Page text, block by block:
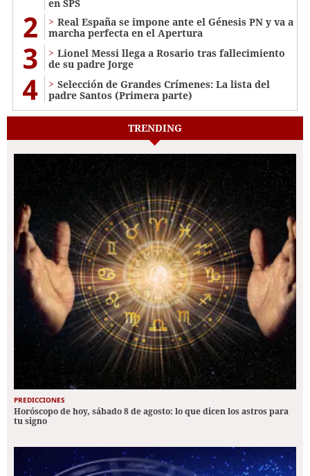
en SPS
2
Real España se impone ante el Génesis PN y va a
marcha perfecta en el Apertura
3
Lionel Messi llega a Rosario tras fallecimiento
de su padre Jorge
4
Selección de Grandes Crímenes: La lista del
padre Santos (Primera parte)
TRENDING
PREDICCIONES
Horóscopo de hoy, sábado 8 de agosto: lo que dicen los astros para
tu signo